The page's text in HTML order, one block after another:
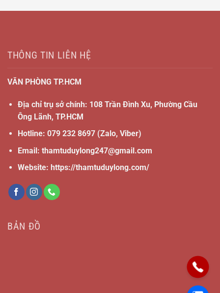
THÔNG TIN LIÊN HỆ
VĂN PHÒNG TP.HCM
Địa chỉ trụ sở chính: 108 Trần Đình Xu, Phường Cầu
Ông Lãnh, TP.HCM
Hotline: 079 232 8697(Zalo, Viber)
Email: thamtuduylong247@gmail.com
Website: https://thamtuduylong.com/
BẢN ĐỒ